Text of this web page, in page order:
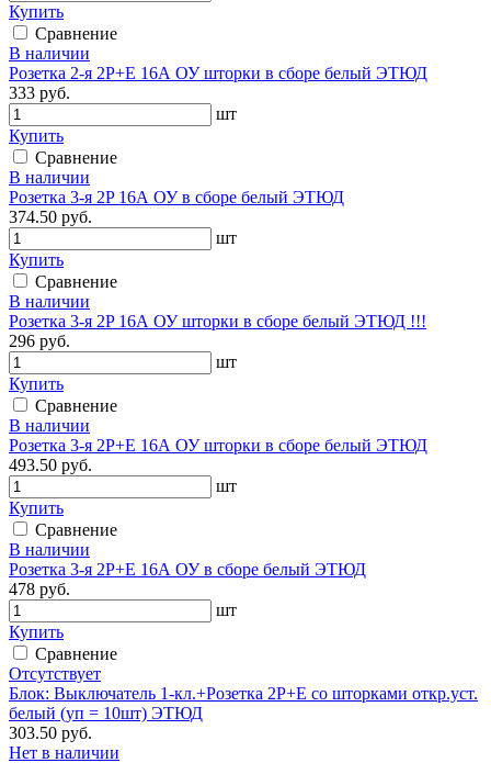
Купить
Сравнение
В наличии
Розетка 2-я 2P+E 16А ОУ шторки в сборе белый ЭТЮД
333 руб.
шт
Купить
Сравнение
В наличии
Розетка 3-я 2P 16А ОУ в сборе белый ЭТЮД
374.50 руб.
шт
Купить
Сравнение
В наличии
Розетка 3-я 2P 16А ОУ шторки в сборе белый ЭТЮД !!!
296 руб.
шт
Купить
Сравнение
В наличии
Розетка 3-я 2P+E 16А ОУ шторки в сборе белый ЭТЮД
493.50 руб.
шт
Купить
Сравнение
В наличии
Розетка 3-я 2Р+Е 16А ОУ в сборе белый ЭТЮД
478 руб.
шт
Купить
Сравнение
Отсутствует
Блок: Выключатель 1-кл.+Розетка 2P+E со шторками откр.уст.
белый (уп = 10шт) ЭТЮД
303.50 руб.
Нет в наличии